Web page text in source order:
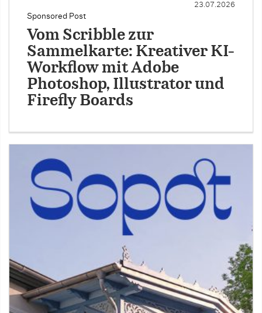
Sponsored Post
23.07.2026
Vom Scribble zur
Sammelkarte: Kreativer KI-
Workflow mit Adobe
Photoshop, Illustrator und
Firefly Boards